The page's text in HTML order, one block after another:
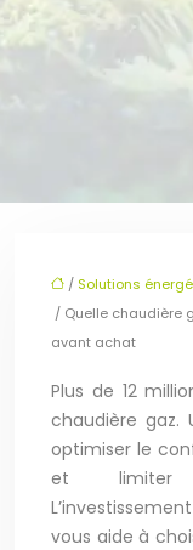
/ Solutions
/ Quelle chaudière
avant achat
Plus de 12
chaudière gaz.
optimiser le
et limiter
vous aide à